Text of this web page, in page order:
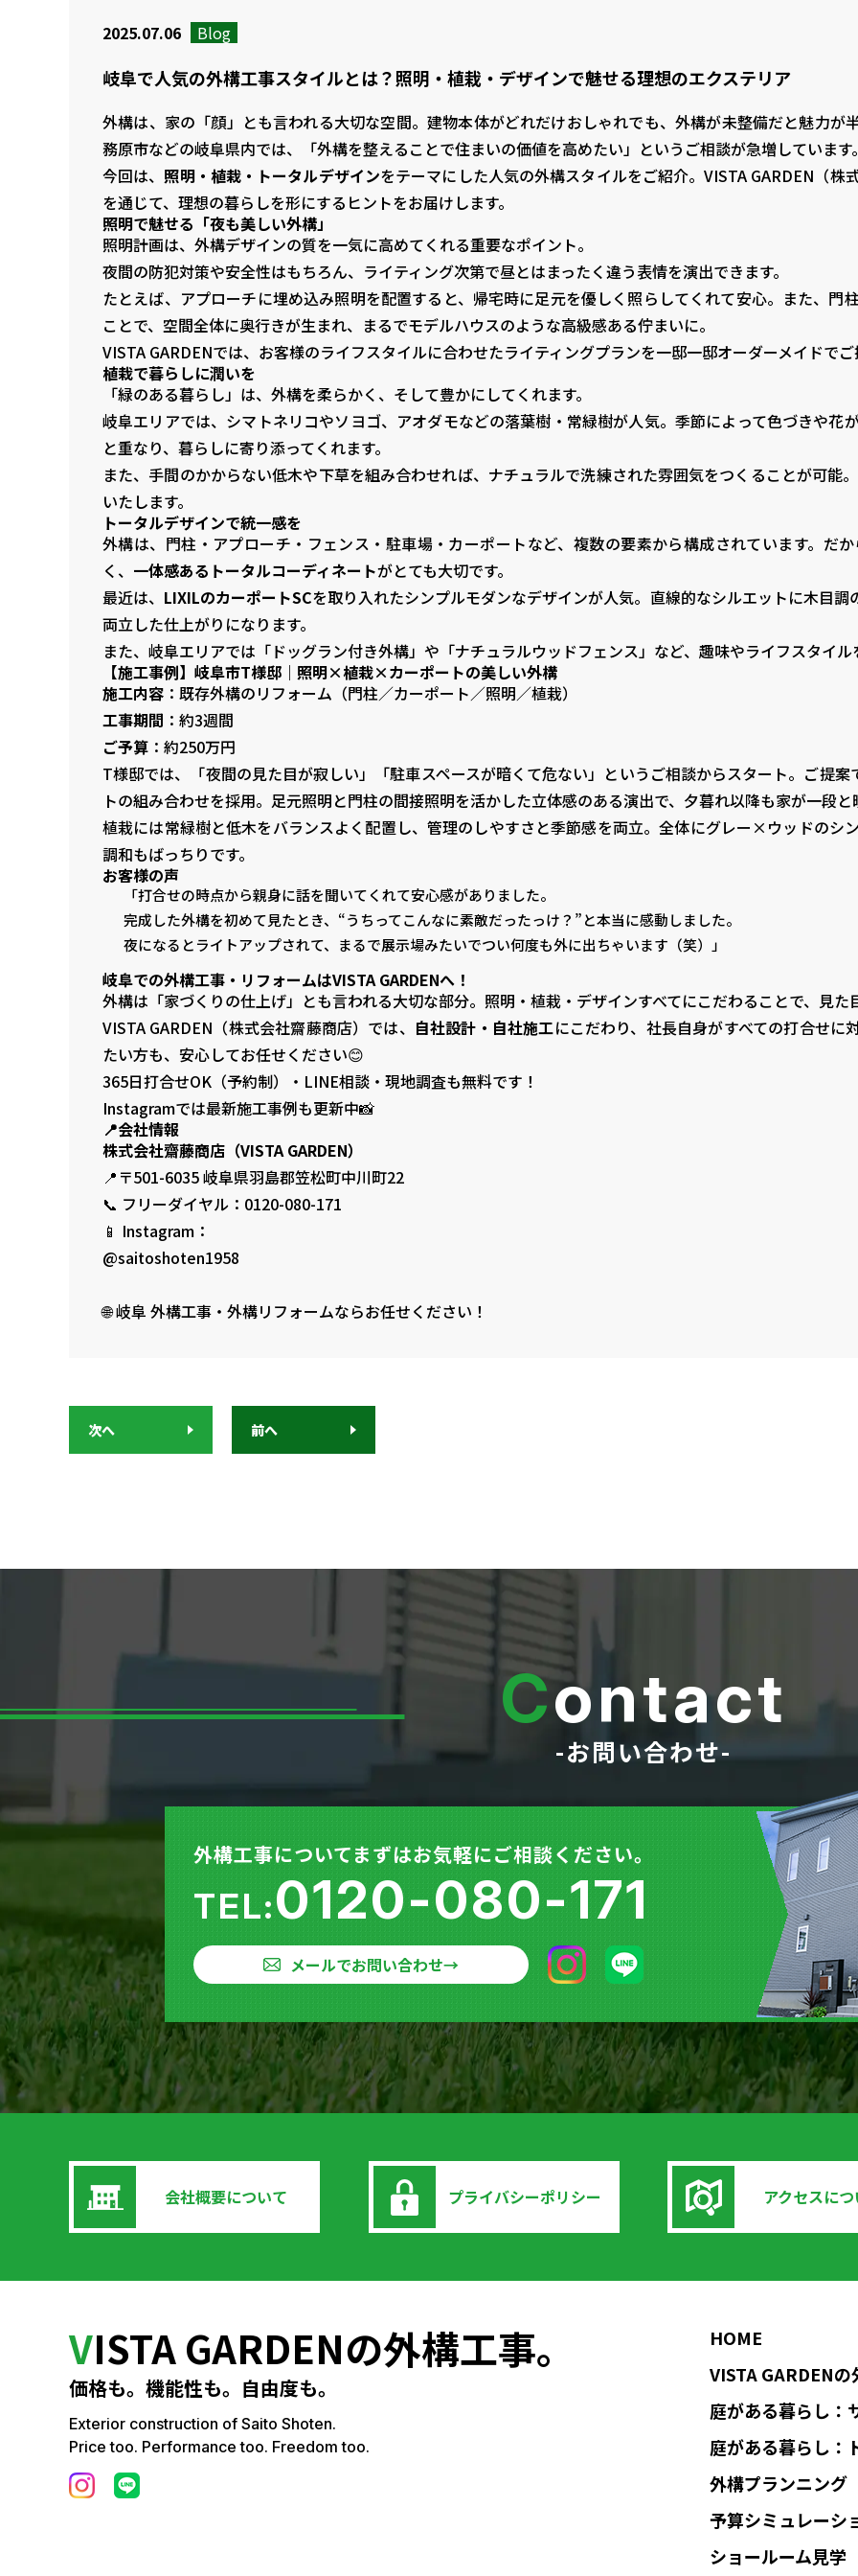
2025.07.06 Blog
岐阜で人気の外構工事スタイルとは？照明・植栽・デザインで魅せる理想のエクステリア
外構は、家の「顔」とも言われる大切な空間。建物本体がどれだけおしゃれでも、外構が未整備だと魅力が
務原市などの岐阜県内では、「外構を整えることで住まいの価値を高めたい」というご相談が急増しています
今回は、 照明・植栽・トータルデザインをテーマにした人気の外構スタイルをご紹介。VISTA GARDEN（
を通じて、理想の暮らしを形にするヒントをお届けします。
照明で魅せる「夜も美しい外構」
照明計画は、外構デザインの質を一気に高めてくれる重要なポイント。
夜間の防犯対策や安全性はもちろん、ライティング次第で昼とはまったく違う表情を演出できます。
たとえば、アプローチに埋め込み照明を配置すると、帰宅時に足元を優しく照らしてくれて安心。また、門
ことで、空間全体に奥行きが生まれ、まるでモデルハウスのような高級感ある佇まいに。
VISTA GARDENでは、お客様のライフスタイルに合わせたライティングプランを一邸一邸オーダーメイドで
植栽で暮らしに潤いを
「緑のある暮らし」は、外構を柔らかく、そして豊かにしてくれます。
岐阜エリアでは、シマトネリコやソヨゴ、アオダモなどの落葉樹・常緑樹が人気。季節によって色づきや花
と重なり、暮らしに寄り添ってくれます。
また、手間のかからない低木や下草を組み合わせれば、ナチュラルで洗練された雰囲気をつくることが可能
いたします。
トータルデザインで統一感を
外構は、門柱・アプローチ・フェンス・駐車場・カーポートなど、複数の要素から構成されています。だ
く、 一体感あるトータルコーディネートがとても大切です。
最近は、 LIXILのカーポートSCを取り入れたシンプルモダンなデザインが人気。直線的なシルエットに木目
両立した仕上がりになります。
また、岐阜エリアでは「ドッグラン付き外構」や「ナチュラルウッドフェンス」など、趣味やライフスタイ
【施工事例】岐阜市T様邸｜照明×植栽×カーポートの美しい外構
施工内容 ：既存外構のリフォーム（門柱／カーポート／照明／植栽）
工事期間 ：約3週間
ご予算 ：約250万円
T様邸では、「夜間の見た目が寂しい」「駐車スペースが暗くて危ない」というご相談からスタート。ご提
トの組み合わせを採用。足元照明と門柱の間接照明を活かした立体感のある演出で、夕暮れ以降も家が一段
植栽には常緑樹と低木をバランスよく配置し、管理のしやすさと季節感を両立。全体にグレー×ウッドのシ
調和もばっちりです。
お客様の声
「打合せの時点から親身に話を聞いてくれて安心感がありました。
完成した外構を初めて見たとき、“うちってこんなに素敵だったっけ？”と本当に感動しました。
夜になるとライトアップされて、まるで展示場みたいでつい何度も外に出ちゃいます（笑）」
岐阜での外構工事・リフォームはVISTA GARDENへ！
外構は「家づくりの仕上げ」とも言われる大切な部分。照明・植栽・デザインすべてにこだわることで、見
VISTA GARDEN（株式会社齋藤商店）では、 自社設計・自社施工にこだわり、社長自身がすべての打合せ
たい方も、安心してお任せください😊
365日打合せOK（予約制）・LINE相談・現地調査も無料です！
Instagramでは最新施工事例も更新中📸
📍会社情報
株式会社齋藤商店（VISTA GARDEN）
📍〒501-6035 岐阜県羽島郡笠松町中川町22
📞 フリーダイヤル：0120-080-171
📱 Instagram：
@saitoshoten1958
🌐 岐阜 外構工事・外構リフォームならお任せください！
次へ 前へ
Contact
-お問い合わせ-
外構工事についてまずはお気軽にご相談ください。
TEL:0120-080-171
メールでお問い合わせ→
会社概要について プライバシーポリシー アクセスに
VISTA GARDENの外構工事。
価格も。機能性も。自由度も。
Exterior construction of Saito Shoten.
Price too. Performance too. Freedom too.
HOME
VISTA GARDEN
庭がある暮らし：
庭がある暮らし：
外構プランニング
予算シミュレーシ
ショールーム見学